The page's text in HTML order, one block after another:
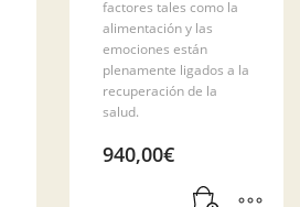
factores tales como la
alimentación y las
emociones están
plenamente ligados a la
recuperación de la
salud.
940,00€